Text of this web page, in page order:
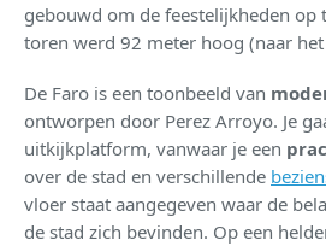
gebouwd om de feestelijkheden op
toren werd 92 meter hoog (naar
De Faro is een toonbeeld van
ontworpen door Perez Arroyo. Je
uitkijkplatform, vanwaar je een
over de stad en verschillende
vloer staat aangegeven waar de
de stad zich bevinden. Op een